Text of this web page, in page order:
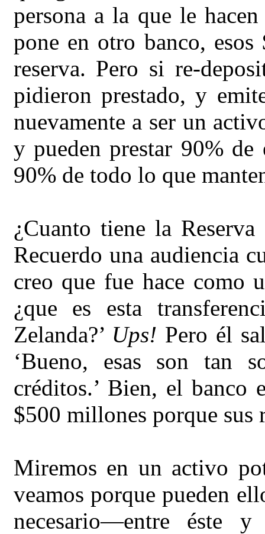
persona a la que le
pone en otro banco,
reserva. Pero si re-
pidieron prestado, y
nuevamente a ser un
y pueden prestar 90% de
90% de todo lo que
¿Cuanto tiene la
Recuerdo una audiencia
creo que fue hace como
¿que es esta
Zelanda?’ Ups! Pero él
‘Bueno, esas son tan
créditos.’ Bien, el banco
$500 millones porque sus
Miremos en un activo
veamos porque pueden
necesario—entre éste